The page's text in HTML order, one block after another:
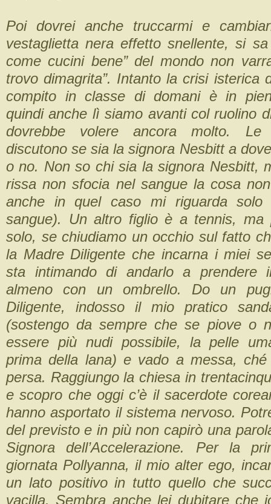
Poi dovrei anche truccarmi e
vestaglietta nera effetto snellente, si
come cucini bene” del mondo non
trovo dimagrita”. Intanto la crisi isterica
compito in classe di domani è in
quindi anche lì siamo avanti col ruolino
dovrebbe volere ancora molto. Le
discutono se sia la signora Nesbitt a
o no. Non so chi sia la signora Nesbitt,
rissa non sfocia nel sangue la cosa
anche in quel caso mi riguarda
sangue). Un altro figlio è a tennis, ma
solo, se chiudiamo un occhio sul fatto
la Madre Diligente che incarna i miei
sta intimando di andarlo a prendere
almeno con un ombrello. Do un
Diligente, indosso il mio pratico
(sostengo da sempre che se piove o
essere più nudi possibile, la pelle
prima della lana) e vado a messa, ché
persa. Raggiungo la chiesa in
e scopro che oggi c’è il sacerdote
hanno asportato il sistema nervoso.
del previsto e in più non capirò una
Signora dell’Accelerazione. Per la
giornata Pollyanna, il mio alter ego,
un lato positivo in tutto quello che
vacilla. Sembra anche lei dubitare che